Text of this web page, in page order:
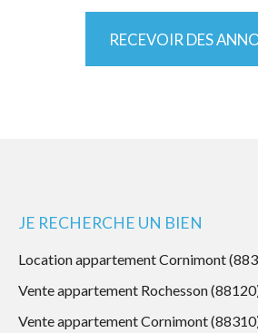
RECEVOIR DES
JE RECHERCHE UN BIEN
Location appartement Cornimont
Vente appartement Rochesson
Vente appartement Cornimont